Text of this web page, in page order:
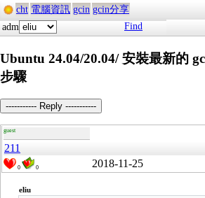
cht 電腦資訊 gcin gcin分享
adm
Find
Ubuntu 24.04/20.04/ 安裝最新的
步驟
----------- Reply -----------
guest
211
0 0 2018-11-25
eliu